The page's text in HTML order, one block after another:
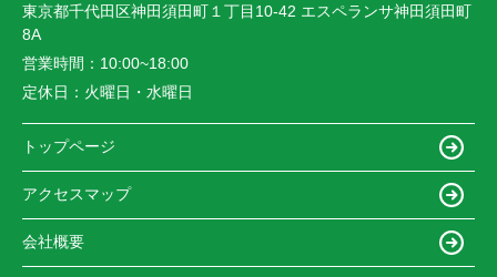
東京都千代田区神田須田町１丁目10-42 エスペランサ神田須田町
8A
営業時間： 10:00~18:00
定休日： 火曜日・水曜日
トップページ
アクセスマップ
会社概要